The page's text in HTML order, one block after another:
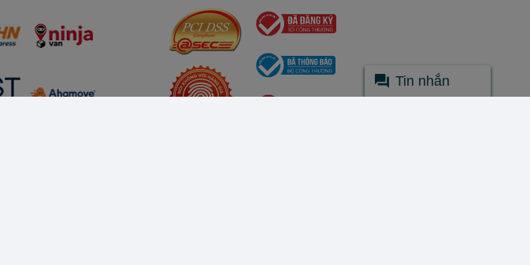
Tin nhắn